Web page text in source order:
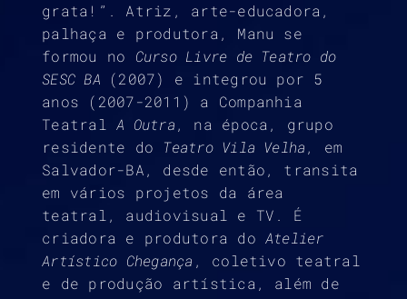
grata!”. Atriz, arte-educadora,
palhaça e produtora, Manu se
formou no Curso Livre de Teatro do
SESC BA
(2007) e integrou por 5
anos (2007-2011) a Companhia
TeatralA Outra , na época, grupo
residente do Teatro Vila Velha , em
Salvador-BA, desde então, transita
em vários projetos da área
teatral, audiovisual e TV. É
criadora e produtora do Atelier
Artístico Chegança , coletivo teatral
e de produção artística, além de